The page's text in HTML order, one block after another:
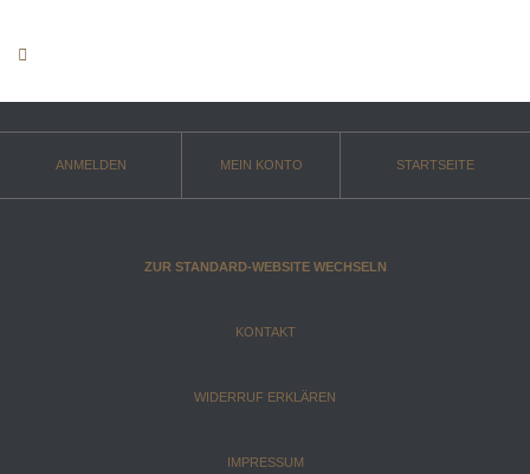
ANMELDEN MEIN KONTO STARTSEITE
ZUR STANDARD-WEBSITE WECHSELN
KONTAKT
WIDERRUF ERKLÄREN
IMPRESSUM